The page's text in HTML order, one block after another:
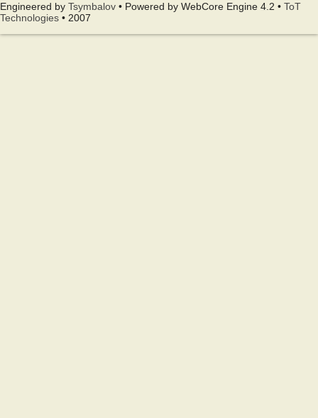
Engineered by Tsymbalov • Powered by WebCore Engine 4.2 • ToT
Technologies • 2007